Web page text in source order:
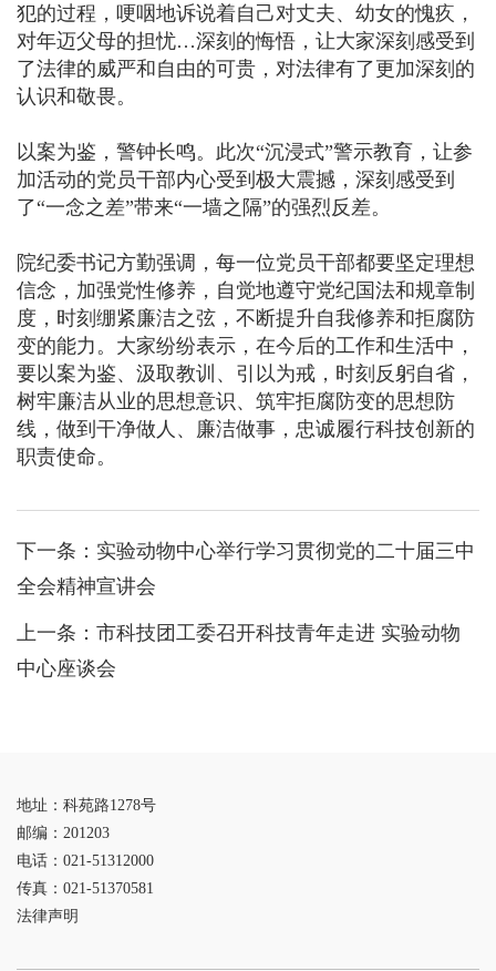
犯的过程，哽咽地诉说着自己对丈夫、幼女的愧疚，
对年迈父母的担忧…深刻的悔悟，让大家深刻感受到
了法律的威严和自由的可贵，对法律有了更加深刻的
认识和敬畏。
以案为鉴，警钟长鸣。此次“沉浸式”警示教育，让参
加活动的党员干部内心受到极大震撼，深刻感受到
了“一念之差”带来“一墙之隔”的强烈反差。
院纪委书记方勤强调，每一位党员干部都要坚定理想
信念，加强党性修养，自觉地遵守党纪国法和规章制
度，时刻绷紧廉洁之弦，不断提升自我修养和拒腐防
变的能力。大家纷纷表示，在今后的工作和生活中，
要以案为鉴、汲取教训、引以为戒，时刻反躬自省，
树牢廉洁从业的思想意识、筑牢拒腐防变的思想防
线，做到干净做人、廉洁做事，忠诚履行科技创新的
职责使命。
下一条： 实验动物中心举行学习贯彻党的二十届三中
全会精神宣讲会
上一条： 市科技团工委召开科技青年走进 实验动物
中心座谈会
地址：科苑路1278号
邮编：201203
电话：021-51312000
传真：021-51370581
法律声明